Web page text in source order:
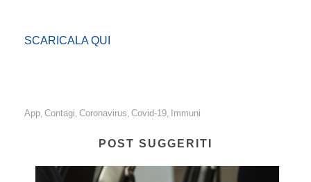
SCARICALA QUI
App Contagi Coronavirus Covid-19 Immuni
POST SUGGERITI